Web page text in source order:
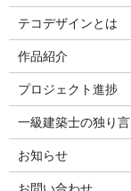
テコデザインとは
作品紹介
プロジェクト進捗
一級建築士の独り言
お知らせ
お問い合わせ